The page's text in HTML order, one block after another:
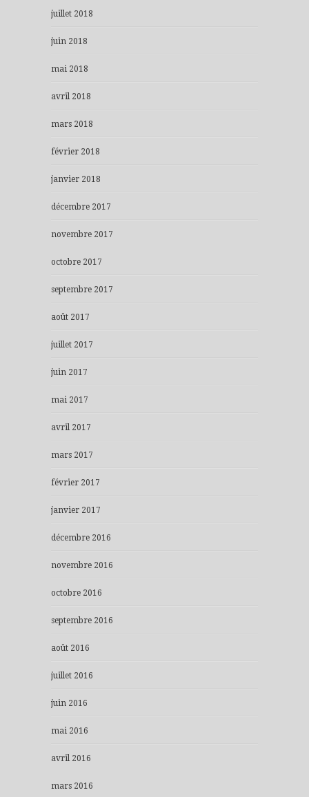
juillet 2018
juin 2018
mai 2018
avril 2018
mars 2018
février 2018
janvier 2018
décembre 2017
novembre 2017
octobre 2017
septembre 2017
août 2017
juillet 2017
juin 2017
mai 2017
avril 2017
mars 2017
février 2017
janvier 2017
décembre 2016
novembre 2016
octobre 2016
septembre 2016
août 2016
juillet 2016
juin 2016
mai 2016
avril 2016
mars 2016